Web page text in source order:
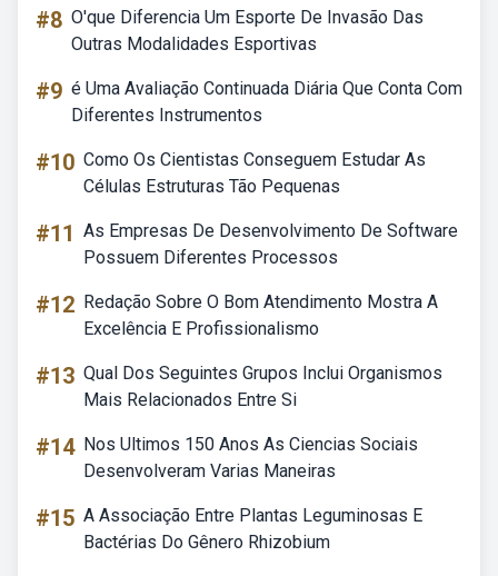
#8 O'que Diferencia Um Esporte De Invasão Das
Outras Modalidades Esportivas
#9 é Uma Avaliação Continuada Diária Que Conta Com
Diferentes Instrumentos
#10 Como Os Cientistas Conseguem Estudar As
Células Estruturas Tão Pequenas
#11 As Empresas De Desenvolvimento De Software
Possuem Diferentes Processos
#12 Redação Sobre O Bom Atendimento Mostra A
Excelência E Profissionalismo
#13 Qual Dos Seguintes Grupos Inclui Organismos
Mais Relacionados Entre Si
#14 Nos Ultimos 150 Anos As Ciencias Sociais
Desenvolveram Varias Maneiras
#15 A Associação Entre Plantas Leguminosas E
Bactérias Do Gênero Rhizobium